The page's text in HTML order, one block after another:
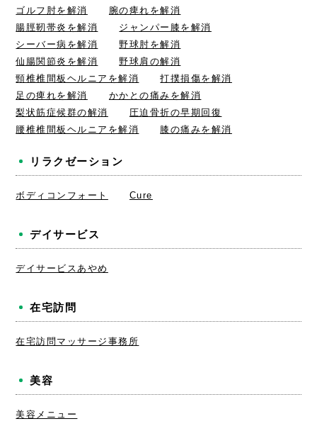
ゴルフ肘を解消
腕の痺れを解消
腸脛靭帯炎を解消
ジャンパー膝を解消
シーバー病を解消
野球肘を解消
仙腸関節炎を解消
野球肩の解消
頸椎椎間板ヘルニアを解消
打撲損傷を解消
足の痺れを解消
かかとの痛みを解消
梨状筋症候群の解消
圧迫骨折の早期回復
腰椎椎間板ヘルニアを解消
膝の痛みを解消
リラクゼーション
ボディコンフォート Cure
デイサービス
デイサービスあやめ
在宅訪問
在宅訪問マッサージ事務所
美容
美容メニュー